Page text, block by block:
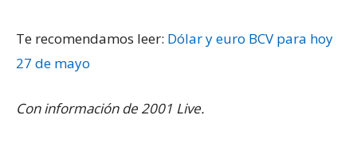
Te recomendamos leer: Dólar y euro BCV para hoy
27 de mayo
Con información de 2001 Live.